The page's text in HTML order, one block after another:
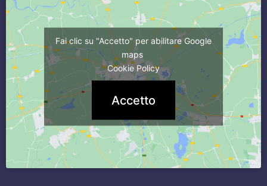
Fai clic su "Accetto" per abilitare Google
maps
Cookie Policy
Accetto